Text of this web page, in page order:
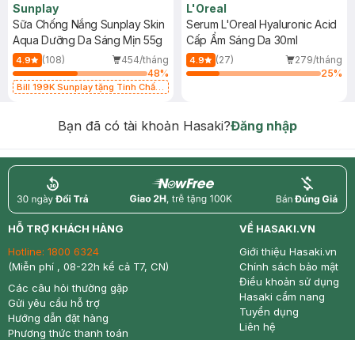
Sunplay
Sữa Chống Nắng Sunplay Skin
Aqua Dưỡng Da Sáng Mịn 55g
4.9 (108)
454/tháng
48%
Bill 199K Sunplay tặng Tinh Chất
L'Oreal
Serum L'Oreal Hyaluronic Acid
Cấp Ẩm Sáng Da 30ml
4.9 (27)
279/tháng
25%
Bạn đã có tài khoản Hasaki?Đăng nhập
return nowfree price
HỖ TRỢ KHÁCH HÀNG
Hotline: 1800 6324
(Miễn phí , 08-22h kể cả T7, CN)
Các câu hỏi thường gặp
Gửi yêu cầu hỗ trợ
Hướng dẫn đặt hàng
Phương thức thanh toán
VỀ HASAKI.VN
Giới thiệu Hasaki.vn
Chính sách bảo mật
Điều khoản sử dụng
Hasaki cẩm nang
Tuyển dụng
Liên hệ